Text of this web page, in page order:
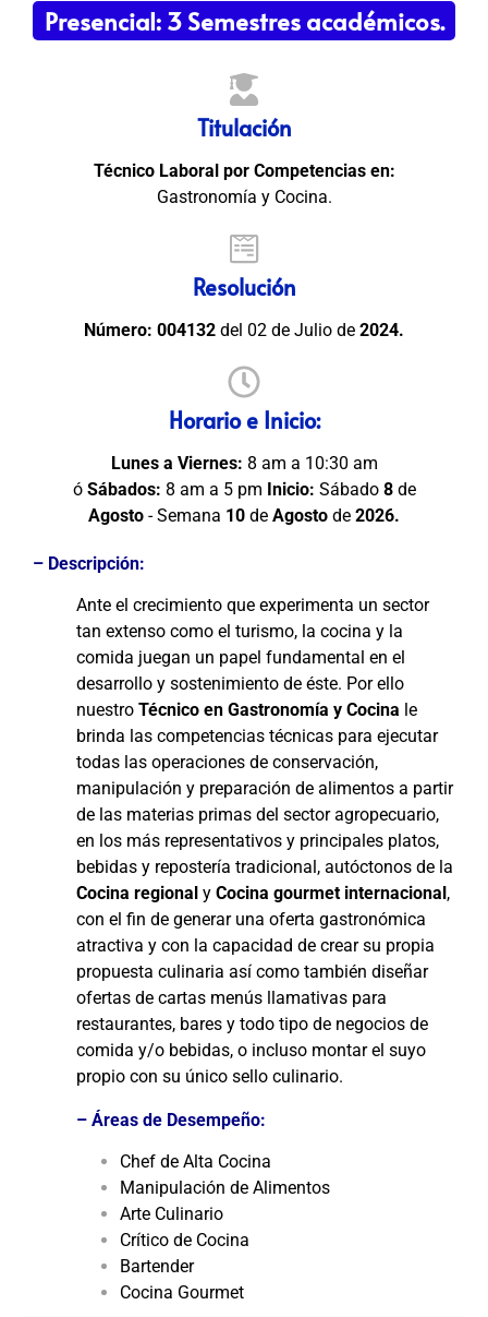
Presencial: 3 Semestres académicos.
Titulación
Técnico Laboral por Competencias en:
Gastronomía y Cocina.
Resolución
Número: 004132 del 02 de Julio de 2024.
Horario e Inicio:
Lunes a Viernes: 8 am a 10:30 am
ó Sábados: 8 am a 5 pm Inicio: Sábado8 de
Agosto - Semana 10 de Agosto de 2026.
– Descripción:
Ante el crecimiento que experimenta un sector
tan extenso como el turismo, la cocina y la
comida juegan un papel fundamental en el
desarrollo y sostenimiento de éste. Por ello
nuestro Técnico en Gastronomía y Cocina le
brinda las competencias técnicas para ejecutar
todas las operaciones de conservación,
manipulación y preparación de alimentos a partir
de las materias primas del sector agropecuario,
en los más representativos y principales platos,
bebidas y repostería tradicional, autóctonos de la
Cocina regional y Cocina gourmet internacional,
con el fin de generar una oferta gastronómica
atractiva y con la capacidad de crear su propia
propuesta culinaria así como también diseñar
ofertas de cartas menús llamativas para
restaurantes, bares y todo tipo de negocios de
comida y/o bebidas, o incluso montar el suyo
propio con su único sello culinario.
– Áreas de Desempeño:
Chef de Alta Cocina
Manipulación de Alimentos
Arte Culinario
Crítico de Cocina
Bartender
Cocina Gourmet